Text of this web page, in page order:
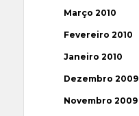
Março 2010
Fevereiro 2010
Janeiro 2010
Dezembro 2009
Novembro 2009